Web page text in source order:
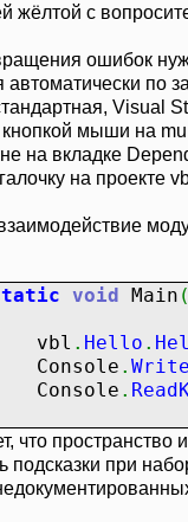
жёлтой с
ошибок
автоматически по
Visual
мыши на
на вкладке
на проекте
void Main
. Hello .
.
.
что
подсказки при